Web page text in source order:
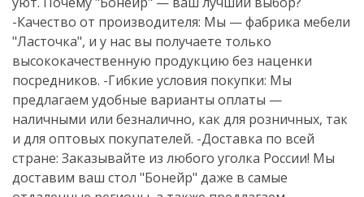
-Качество от производителя: Мы — фабрика мебели
"Ласточка", и у нас вы получаете только
высококачественную продукцию без наценки
посредников. -Гибкие условия покупки: Мы
предлагаем удобные варианты оплаты —
наличными или безналично, как для розничных, так
и для оптовых покупателей. -Доставка по всей
стране: Заказывайте из любого уголка России! Мы
доставим ваш стол "Бонейр" даже в самые